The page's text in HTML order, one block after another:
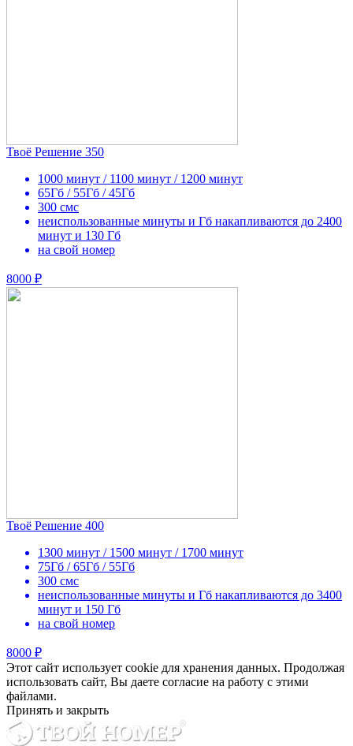
Твоё Решение 350
1000 минут / 1100 минут / 1200 минут
65Гб / 55Гб / 45Гб
300 смс
неиспользованные минуты и Гб накапливаются до 2400
минут и 130 Гб
на свой номер
8000 ₽
Твоё Решение 400
1300 минут / 1500 минут / 1700 минут
75Гб / 65Гб / 55Гб
300 смс
неиспользованные минуты и Гб накапливаются до 3400
минут и 150 Гб
на свой номер
8000 ₽
Этот сайт использует cookie для хранения данных. Продолжая
использовать сайт, Вы даете согласие на работу с этими
файлами.
Принять и закрыть